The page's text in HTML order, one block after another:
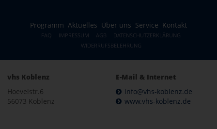
Programm Aktuelles Über uns Service Kontakt
FAQ IMPRESSUM AGB
DATENSCHUTZERKLÄRUNG
WIDERRUFSBELEHRUNG
vhs Koblenz
Hoevelstr.6
56073 Koblenz
E-Mail & Internet
info@vhs-koblenz.de
www.vhs-koblenz.de